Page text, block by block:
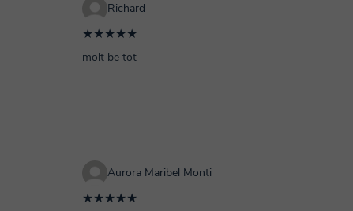
Richard
★★★★★
molt be tot
Aurora Maribel Monti
★★★★★